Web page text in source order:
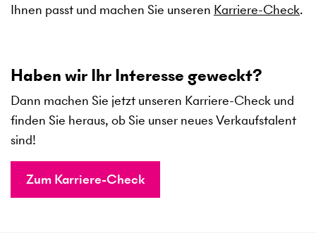
Ihnen passt und machen Sie unseren Karriere-Check.
Haben wir Ihr Interesse geweckt?
Dann machen Sie jetzt unseren Karriere-Check und
finden Sie heraus, ob Sie unser neues Verkaufstalent
sind!
Zum Karriere-Check